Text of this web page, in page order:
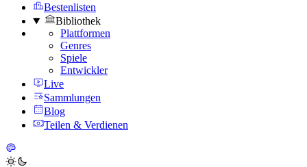
Bestenlisten
Bibliothek
Plattformen
Genres
Spiele
Entwickler
Live
Sammlungen
Blog
Teilen & Verdienen